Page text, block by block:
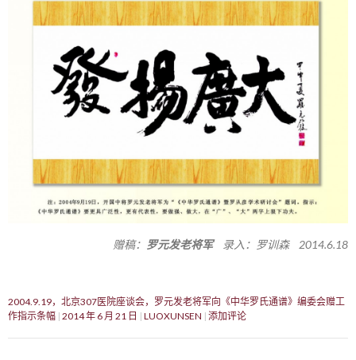
赠稿： 罗元发老将军录入：罗训森 2014.6.18
2004.9.19，北京307医院座谈会，罗元发老将军向《中华罗氏通谱》编委会赠工
作指示条幅 2014 年 6 月 21 日 LUOXUNSEN 添加评论